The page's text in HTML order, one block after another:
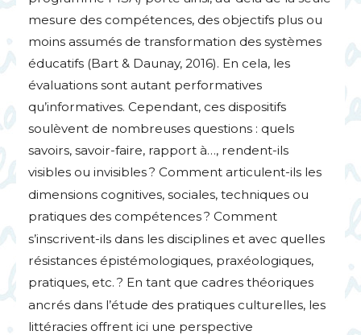
mesure des compétences, des objectifs plus ou
moins assumés de transformation des systèmes
éducatifs (Bart & Daunay, 2016). En cela, les
évaluations sont autant performatives
qu’informatives. Cependant, ces dispositifs
soulèvent de nombreuses questions : quels
savoirs, savoir-faire, rapport à…, rendent-ils
visibles ou invisibles? Comment articulent-ils les
dimensions cognitives, sociales, techniques ou
pratiques des compétences? Comment
s’inscrivent-ils dans les disciplines et avec quelles
résistances épistémologiques, praxéologiques,
pratiques, etc. ? En tant que cadres théoriques
ancrés dans l’étude des pratiques culturelles, les
littéracies offrent ici une perspective